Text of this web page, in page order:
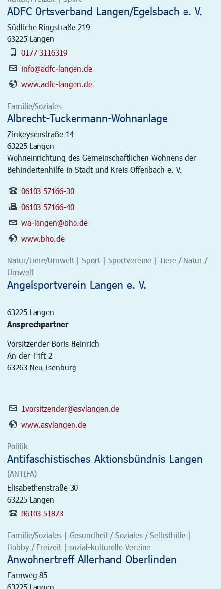
ADFC Ortsverband Langen/Egelsbach e. V.
Südliche Ringstraße 219
63225 Langen
0177 3116319
info@adfc-langen.de
www.adfc-langen.de
Familie/Soziales
Albrecht-Tuckermann-Wohnanlage
Zinkeysenstraße 14
63225 Langen
Wohneinrichtung des Gemeinschaftlichen Wohnens der
Behindertenhilfe in Stadt und Kreis Offenbach e. V.
06103 57166-30
06103 57166-40
wa-langen@bho.de
www.bho.de
Natur/Tiere/Umwelt | Sport | Sportvereine | Tiere / Natur /
Umwelt
Angelsportverein Langen e. V.
63225 Langen
Ansprechpartner
Vorsitzender Boris Heinrich
An der Trift 2
63263 Neu-Isenburg
1vorsitzender@asvlangen.de
www.asvlangen.de
Politik
Antifaschistisches Aktionsbündnis Langen
(ANTIFA)
Elisabethenstraße 30
63225 Langen
06103 51873
Familie/Soziales | Gesundheit / Soziales / Selbsthilfe |
Hobby / Freizeit | sozial-kulturelle Vereine
Anwohnertreff Allerhand Oberlinden
Farnweg 85
63225 Langen